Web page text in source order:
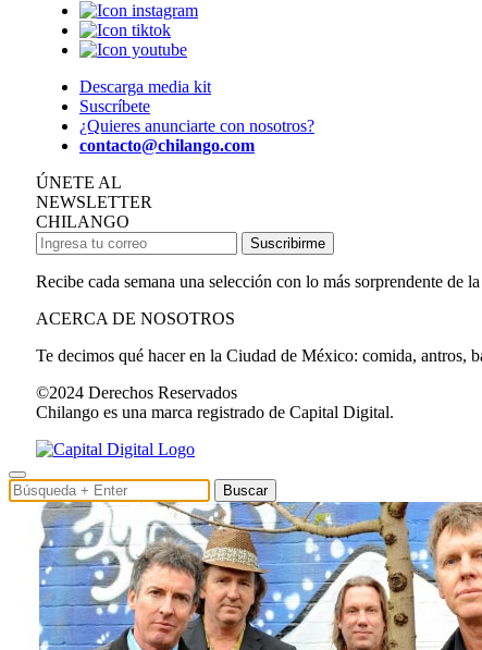
Descarga media kit
Suscríbete
¿Quieres anunciarte con nosotros?
contacto@chilango.com
ÚNETE AL
NEWSLETTER
CHILANGO
Suscribirme
Recibe cada semana una selección con lo más sorprendente de
ACERCA DE NOSOTROS
Te decimos qué hacer en la Ciudad de México: comida, antros,
©2024 Derechos Reservados
Chilango es una marca registrado de Capital Digital.
Buscar